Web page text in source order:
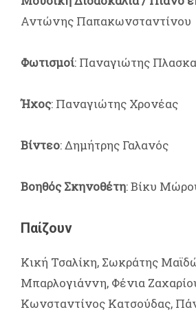
Αντώνης Παπακωνσταντίνου
Φωτισμοί: Παναγιώτης
Ήχος: Παναγιώτης Χρονέας
Βίντεο: Δημήτρης Γαλανός
Βοηθός Σκηνοθέτη: Βίκυ
Παίζουν
Κική Τσαλίκη, Σωκράτης
Μπαρλογιάννη, Φένια
Κωνσταντίνος Κατσούδας,